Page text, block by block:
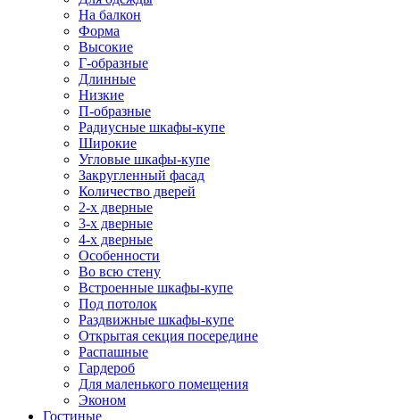
На балкон
Форма
Высокие
Г-образные
Длинные
Низкие
П-образные
Радиусные шкафы-купе
Широкие
Угловые шкафы-купе
Закругленный фасад
Количество дверей
2-х дверные
3-х дверные
4-х дверные
Особенности
Во всю стену
Встроенные шкафы-купе
Под потолок
Раздвижные шкафы-купе
Открытая секция посередине
Распашные
Гардероб
Для маленького помещения
Эконом
Гостиные